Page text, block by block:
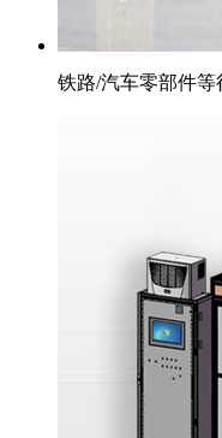
铁路/汽车零部件等